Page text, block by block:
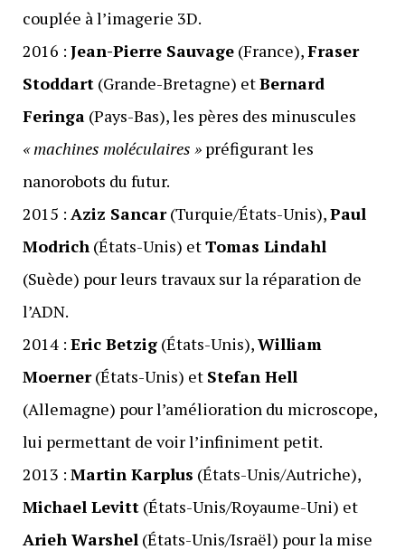
couplée à l’imagerie 3D.
2016 : Jean-Pierre Sauvage(France),Fraser
Stoddart(Grande-Bretagne) etBernard
Feringa(Pays-Bas), les pères des minuscules
« machines moléculaires »préfigurant les
nanorobots du futur.
2015 : Aziz Sancar(Turquie/États-Unis),Paul
Modrich(États-Unis) etTomas Lindahl
(Suède) pour leurs travaux sur la réparation de
l’ADN.
2014 : Eric Betzig(États-Unis),William
Moerner(États-Unis) et Stefan Hell
(Allemagne) pour l’amélioration du microscope,
lui permettant de voir l’infiniment petit.
2013 : Martin Karplus (États-Unis/Autriche),
Michael Levitt(États-Unis/Royaume-Uni) et
Arieh Warshel(États-Unis/Israël) pour la mise